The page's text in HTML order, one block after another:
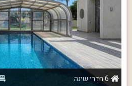
6 חדרי שינה